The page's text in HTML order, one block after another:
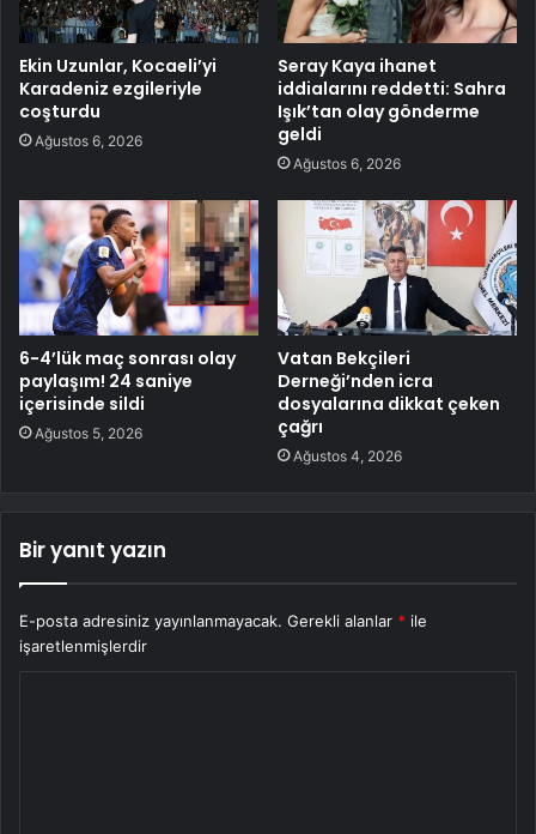
Ekin Uzunlar, Kocaeli’yi
Karadeniz ezgileriyle
coşturdu
Ağustos 6, 2026
Seray Kaya ihanet
iddialarını reddetti: Sahra
Işık’tan olay gönderme
geldi
Ağustos 6, 2026
6-4’lük maç sonrası olay
paylaşım! 24 saniye
içerisinde sildi
Ağustos 5, 2026
Vatan Bekçileri
Derneği’nden icra
dosyalarına dikkat çeken
çağrı
Ağustos 4, 2026
Bir yanıt yazın
E-posta adresiniz yayınlanmayacak. Gerekli alanlar * ile
işaretlenmişlerdir